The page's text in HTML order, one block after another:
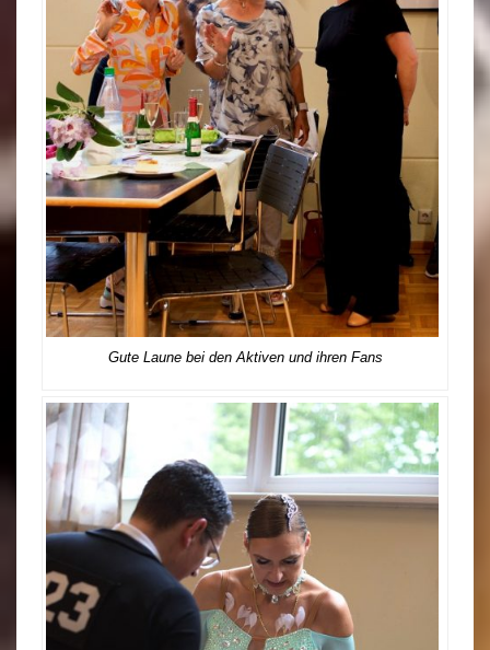
Gute Laune bei den Aktiven und ihren Fans